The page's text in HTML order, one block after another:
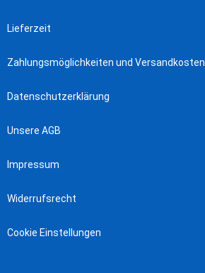
Lieferzeit
Zahlungsmöglichkeiten und Versandkosten
Datenschutzerklärung
Unsere AGB
Impressum
Widerrufsrecht
Cookie Einstellungen